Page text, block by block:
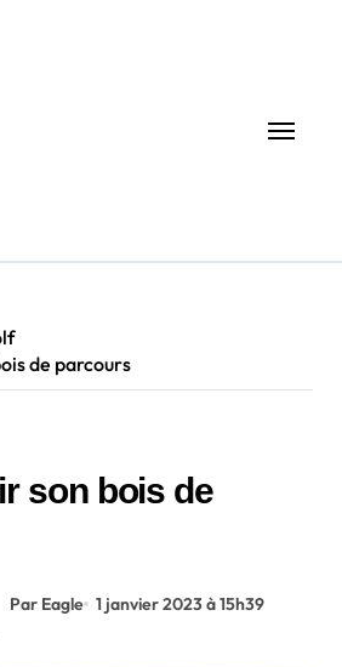
de parcours
son bois de
Par Eagle 1 janvier 2023 à 15h39